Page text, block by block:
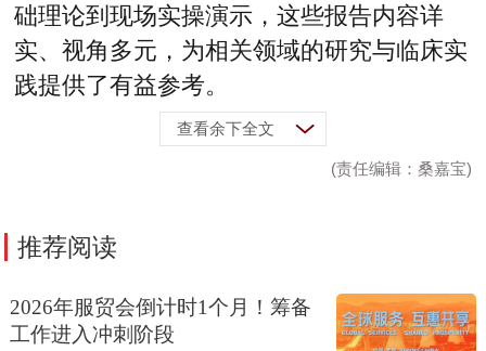
础理论到现场实操演示，这些报告内容详
实、视角多元，为相关领域的研究与临床实
践提供了有益参考。
查看余下全文
(责任编辑：桑嘉宝)
推荐阅读
2026年服贸会倒计时1个月！筹备
工作进入冲刺阶段